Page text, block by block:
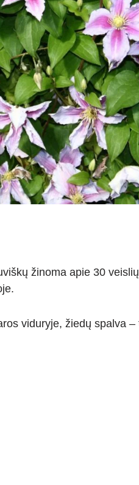
žinoma apie 30
viduryje, žiedų spalva